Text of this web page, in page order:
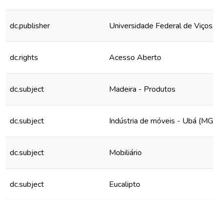
dc.publisher Universidade Federal de Viçosa
dc.rights Acesso Aberto
dc.subject Madeira - Produtos
dc.subject Indústria de móveis - Ubá (MG)
dc.subject Mobiliário
dc.subject Eucalipto